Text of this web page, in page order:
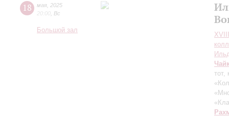
18 мая 2025
Вс
Большой зал
тот,